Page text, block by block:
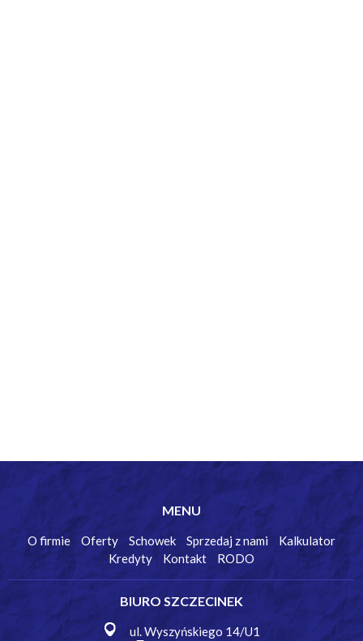
MENU
O firmie Oferty Schowek Sprzedaj z nami
Kalkulator
Kredyty
Kontakt RODO
BIURO SZCZECINEK
ul. Wyszyńskiego 14/U1